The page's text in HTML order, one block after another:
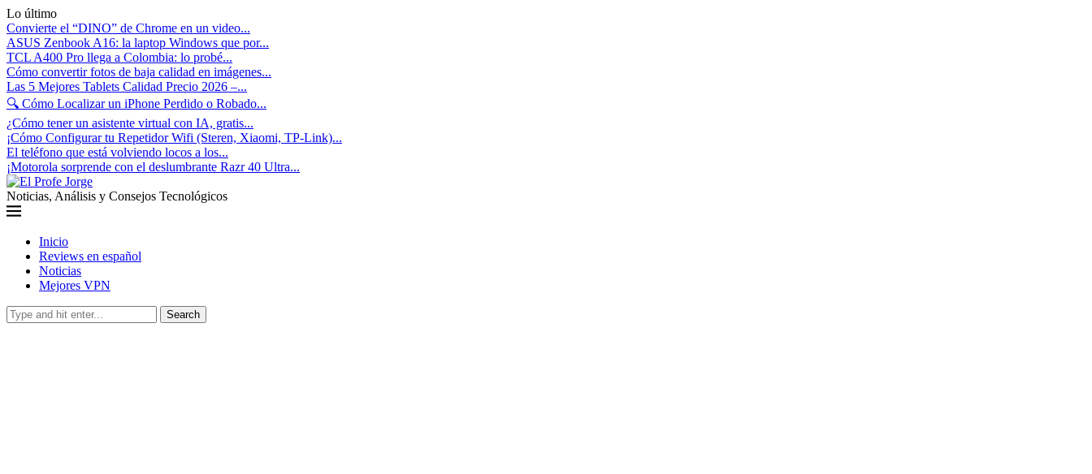
Lo último
Convierte el “DINO” de Chrome en un video...
ASUS Zenbook A16: la laptop Windows que por...
TCL A400 Pro llega a Colombia: lo probé...
Cómo convertir fotos de baja calidad en imágenes...
Las 5 Mejores Tablets Calidad Precio 2026 –...
🔍 Cómo Localizar un iPhone Perdido o Robado...
¿Cómo tener un asistente virtual con IA, gratis...
¡Cómo Configurar tu Repetidor Wifi (Steren, Xiaomi, TP-Link)...
El teléfono que está volviendo locos a los...
¡Motorola sorprende con el deslumbrante Razr 40 Ultra...
Noticias, Análisis y Consejos Tecnológicos
Inicio
Reviews en español
Noticias
Mejores VPN
Search